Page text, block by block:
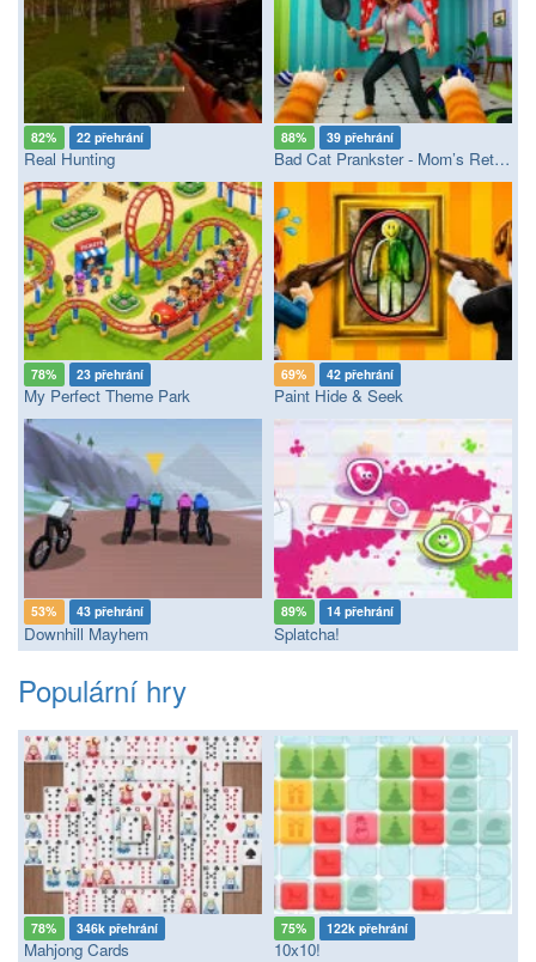
82% 22 přehrání
Real Hunting
88% 39 přehrání
Bad Cat Prankster - Mom’s Return
78% 23 přehrání
My Perfect Theme Park
69% 42 přehrání
Paint Hide & Seek
53% 43 přehrání
Downhill Mayhem
89% 14 přehrání
Splatcha!
Populární hry
78% 346k přehrání
Mahjong Cards
75% 122k přehrání
10x10!